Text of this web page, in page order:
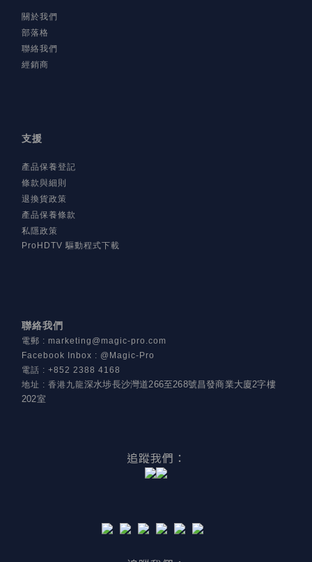
關於我們
部落格
聯絡我們
經銷商
支援
產品保養登記
條款與細則
退換貨政策
產品保養條款
私隱政策
ProHDTV 驅動程式下載
聯絡我們
電郵 : marketing@magic-pro.com
Facebook Inbox : @Magic-Pro
電話 : +852 2388 4168
地址 : 香港九龍深水埗長沙灣道266至268號昌發商業大廈2字樓
202室
追蹤我們：